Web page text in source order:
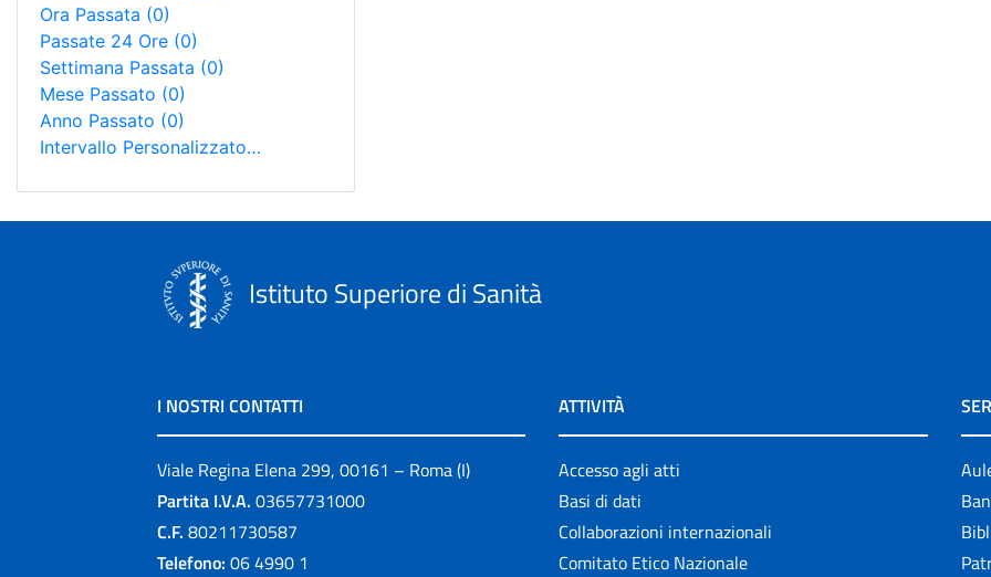
Ora Passata (0)
Passate 24 Ore (0)
Settimana Passata (0)
Mese Passato (0)
Anno Passato (0)
Intervallo Personalizzato…
Istituto Superiore di Sanità
I NOSTRI CONTATTI
Viale Regina Elena 299, 00161 – Roma (I)
Partita I.V.A. 03657731000
C.F. 80211730587
Telefono: 06 4990 1
ATTIVITÀ
Accesso agli atti
Basi di dati
Collaborazioni internazionali
Comitato Etico Nazionale